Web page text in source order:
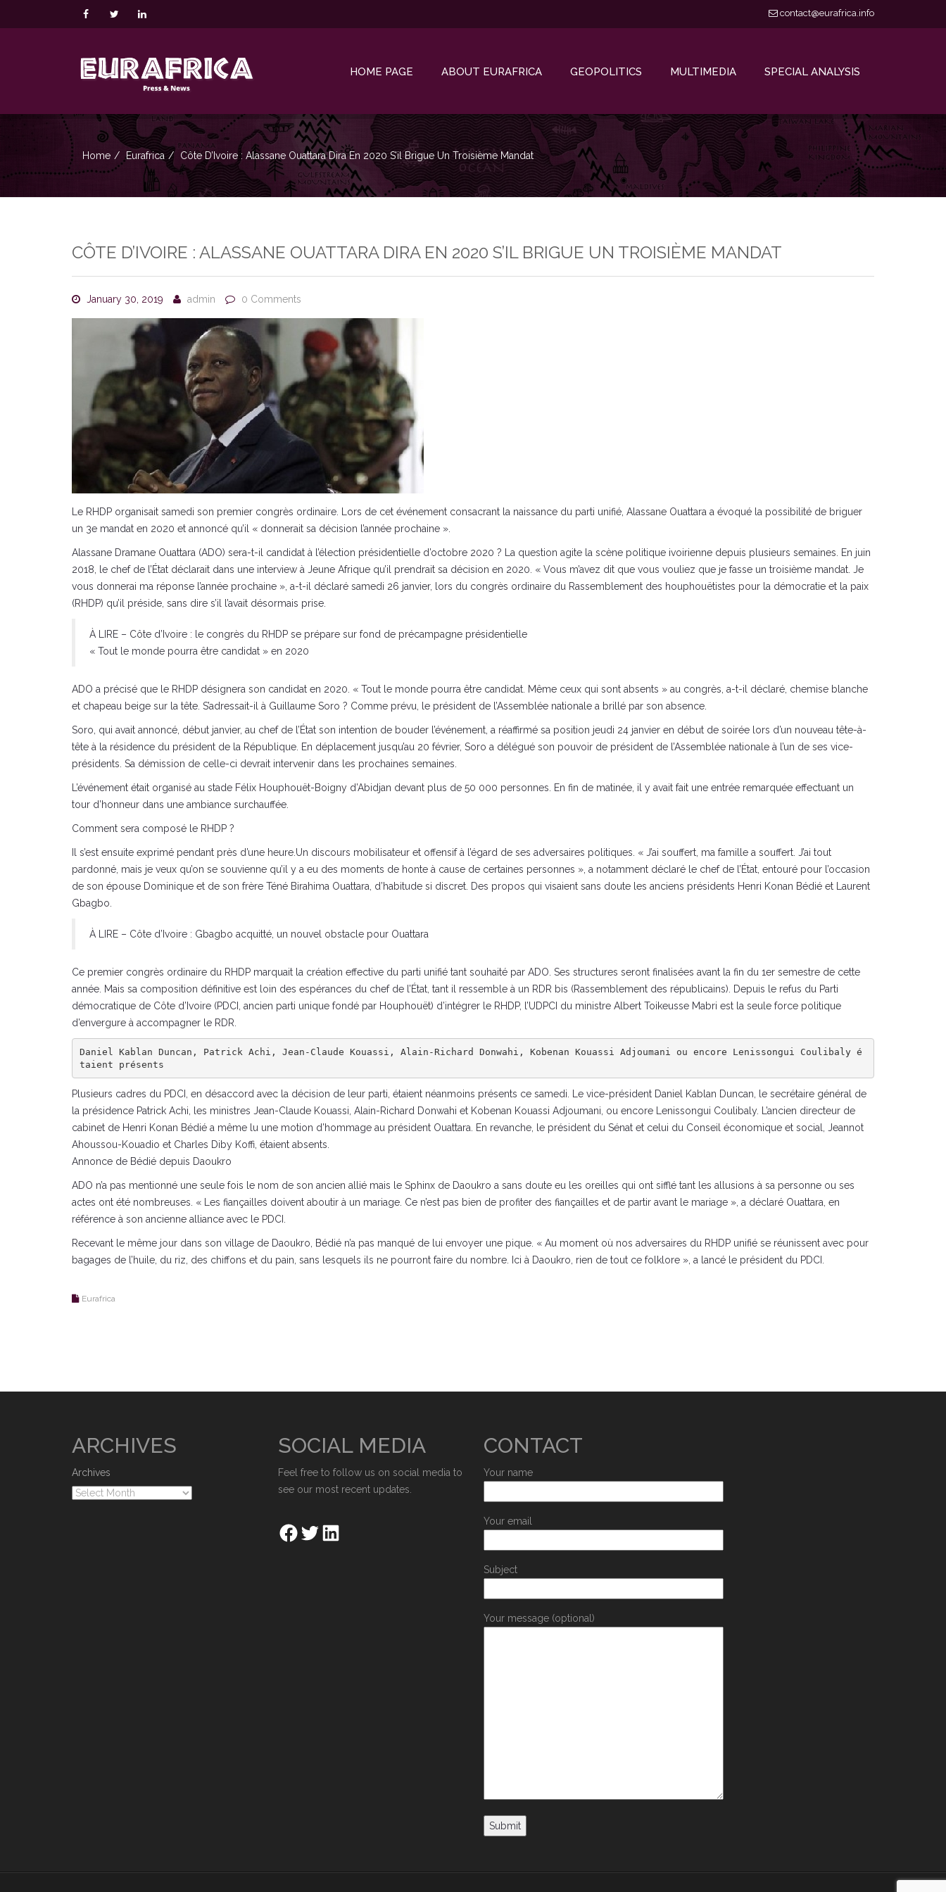
contact@eurafrica.info
HOME PAGE ABOUT EURAFRICA GEOPOLITICS MULTIMEDIA SPECIAL ANALYSIS
Home Eurafrica Côte D’Ivoire : Alassane Ouattara Dira En 2020 S’il Brigue Un Troisième Mandat
CÔTE D’IVOIRE : ALASSANE OUATTARA DIRA EN 2020 S’IL BRIGUE UN TROISIÈME MANDAT
January 30, 2019 admin 0 Comments
Le RHDP organisait samedi son premier congrès ordinaire. Lors de cet événement consacrant la naissance du parti unifié, Alassane Ouattara a évoqué la possibilité de briguer
un 3e mandat en 2020 et annoncé qu’il « donnerait sa décision l’année prochaine ».
Alassane Dramane Ouattara (ADO) sera-t-il candidat à l’élection présidentielle d’octobre 2020 ? La question agite la scène politique ivoirienne depuis plusieurs semaines. En juin
2018, le chef de l’État déclarait dans une interview à Jeune Afrique qu’il prendrait sa décision en 2020. « Vous m’avez dit que vous vouliez que je fasse un troisième mandat. Je
vous donnerai ma réponse l’année prochaine », a-t-il déclaré samedi 26 janvier, lors du congrès ordinaire du Rassemblement des houphouëtistes pour la démocratie et la paix
(RHDP) qu’il préside, sans dire s’il l’avait désormais prise.
À LIRE – Côte d’Ivoire : le congrès du RHDP se prépare sur fond de précampagne présidentielle
« Tout le monde pourra être candidat » en 2020
ADO a précisé que le RHDP désignera son candidat en 2020. « Tout le monde pourra être candidat. Même ceux qui sont absents » au congrès, a-t-il déclaré, chemise blanche
et chapeau beige sur la tête. S’adressait-il à Guillaume Soro ? Comme prévu, le président de l’Assemblée nationale a brillé par son absence.
Soro, qui avait annoncé, début janvier, au chef de l’État son intention de bouder l’événement, a réaffirmé sa position jeudi 24 janvier en début de soirée lors d’un nouveau tête-à-
tête à la résidence du président de la République. En déplacement jusqu’au 20 février, Soro a délégué son pouvoir de président de l’Assemblée nationale à l’un de ses vice-
présidents. Sa démission de celle-ci devrait intervenir dans les prochaines semaines.
L’événement était organisé au stade Félix Houphouët-Boigny d’Abidjan devant plus de 50 000 personnes. En fin de matinée, il y avait fait une entrée remarquée effectuant un
tour d’honneur dans une ambiance surchauffée.
Comment sera composé le RHDP ?
Il s’est ensuite exprimé pendant près d’une heure.Un discours mobilisateur et offensif à l’égard de ses adversaires politiques. « J’ai souffert, ma famille a souffert. J’ai tout
pardonné, mais je veux qu’on se souvienne qu’il y a eu des moments de honte à cause de certaines personnes », a notamment déclaré le chef de l’État, entouré pour l’occasion
de son épouse Dominique et de son frère Téné Birahima Ouattara, d’habitude si discret. Des propos qui visaient sans doute les anciens présidents Henri Konan Bédié et Laurent
Gbagbo.
À LIRE – Côte d’Ivoire : Gbagbo acquitté, un nouvel obstacle pour Ouattara
Ce premier congrès ordinaire du RHDP marquait la création effective du parti unifié tant souhaité par ADO. Ses structures seront finalisées avant la fin du 1er semestre de cette
année. Mais sa composition définitive est loin des espérances du chef de l’État, tant il ressemble à un RDR bis (Rassemblement des républicains). Depuis le refus du Parti
démocratique de Côte d’Ivoire (PDCI, ancien parti unique fondé par Houphouët) d’intégrer le RHDP, l’UDPCI du ministre Albert Toikeusse Mabri est la seule force politique
d’envergure à accompagner le RDR.
Daniel Kablan Duncan, Patrick Achi, Jean-Claude Kouassi, Alain-Richard Donwahi, Kobenan Kouassi Adjoumani ou encore Lenissongui Coulibaly é
taient présents
Plusieurs cadres du PDCI, en désaccord avec la décision de leur parti, étaient néanmoins présents ce samedi. Le vice-président Daniel Kablan Duncan, le secrétaire général de
la présidence Patrick Achi, les ministres Jean-Claude Kouassi, Alain-Richard Donwahi et Kobenan Kouassi Adjoumani, ou encore Lenissongui Coulibaly. L’ancien directeur de
cabinet de Henri Konan Bédié a même lu une motion d’hommage au président Ouattara. En revanche, le président du Sénat et celui du Conseil économique et social, Jeannot
Ahoussou-Kouadio et Charles Diby Koffi, étaient absents.
Annonce de Bédié depuis Daoukro
ADO n’a pas mentionné une seule fois le nom de son ancien allié mais le Sphinx de Daoukro a sans doute eu les oreilles qui ont sifflé tant les allusions à sa personne ou ses
actes ont été nombreuses. « Les fiançailles doivent aboutir à un mariage. Ce n’est pas bien de profiter des fiançailles et de partir avant le mariage », a déclaré Ouattara, en
référence à son ancienne alliance avec le PDCI.
Recevant le même jour dans son village de Daoukro, Bédié n’a pas manqué de lui envoyer une pique. « Au moment où nos adversaires du RHDP unifié se réunissent avec pour
bagages de l’huile, du riz, des chiffons et du pain, sans lesquels ils ne pourront faire du nombre. Ici à Daoukro, rien de tout ce folklore », a lancé le président du PDCI.
Eurafrica
ARCHIVES
Archives
SOCIAL MEDIA
Feel free to follow us on social media to
see our most recent updates.
CONTACT
Your name
Your email
Subject
Your message (optional)